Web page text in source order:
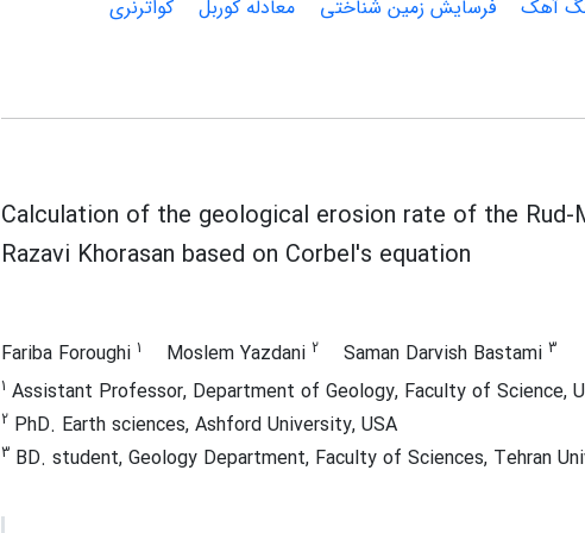
آهک فرسایش زمین شناختی معادله کوربل
کواترنری
Calculation of the geological erosion rate of the Rud-
Razavi Khorasan based on Corbel's equation
Fariba Foroughi 1 Moslem Yazdani 2 Saman Darvish Bastami 3
1 Assistant Professor, Department of Geology, Faculty of Science,
2 PhD. Earth sciences, Ashford University, USA
3 BD. student, Geology Department, Faculty of Sciences, Tehran